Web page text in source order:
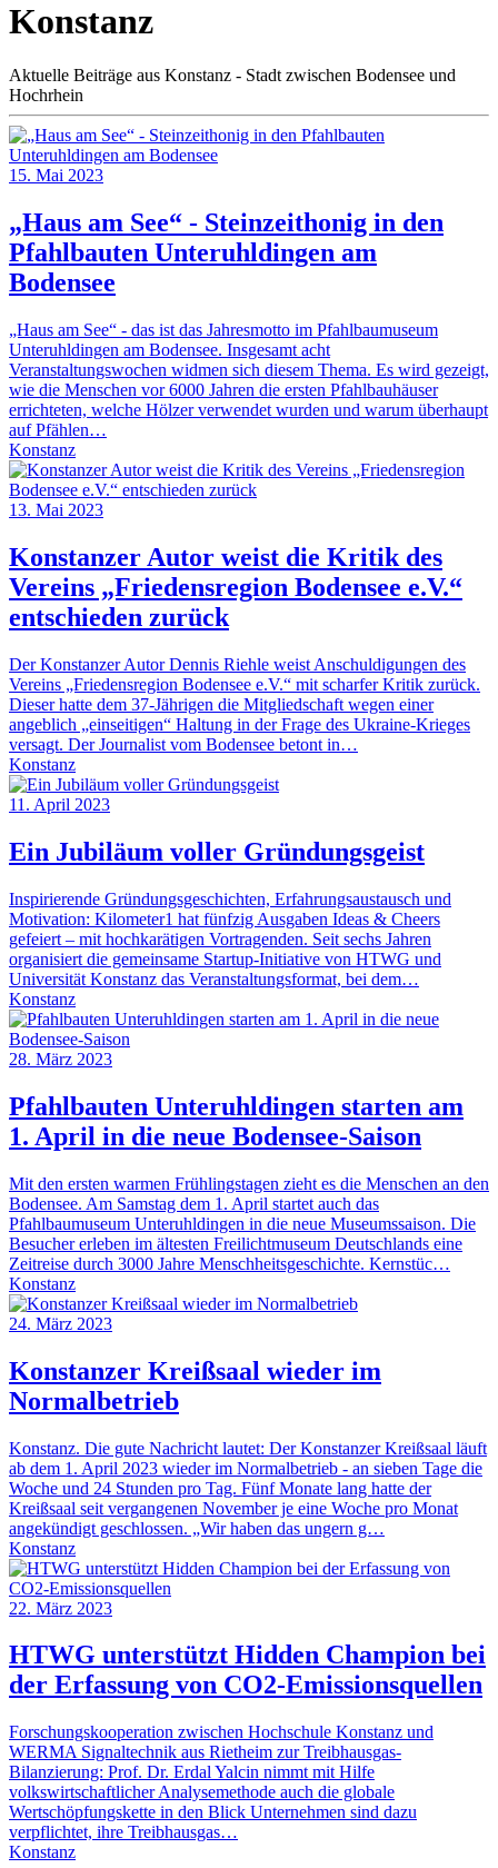
Konstanz
Aktuelle Beiträge aus Konstanz - Stadt zwischen Bodensee und
Hochrhein
15. Mai 2023
„Haus am See“ - Steinzeithonig in den
Pfahlbauten Unteruhldingen am
Bodensee
„Haus am See“ - das ist das Jahresmotto im Pfahlbaumuseum
Unteruhldingen am Bodensee. Insgesamt acht
Veranstaltungswochen widmen sich diesem Thema. Es wird gezeigt,
wie die Menschen vor 6000 Jahren die ersten Pfahlbauhäuser
errichteten, welche Hölzer verwendet wurden und warum überhaupt
auf Pfählen…
Konstanz
13. Mai 2023
Konstanzer Autor weist die Kritik des
Vereins „Friedensregion Bodensee e.V.“
entschieden zurück
Der Konstanzer Autor Dennis Riehle weist Anschuldigungen des
Vereins „Friedensregion Bodensee e.V.“ mit scharfer Kritik zurück.
Dieser hatte dem 37-Jährigen die Mitgliedschaft wegen einer
angeblich „einseitigen“ Haltung in der Frage des Ukraine-Krieges
versagt. Der Journalist vom Bodensee betont in…
Konstanz
11. April 2023
Ein Jubiläum voller Gründungsgeist
Inspirierende Gründungsgeschichten, Erfahrungsaustausch und
Motivation: Kilometer1 hat fünfzig Ausgaben Ideas & Cheers
gefeiert – mit hochkarätigen Vortragenden. Seit sechs Jahren
organisiert die gemeinsame Startup-Initiative von HTWG und
Universität Konstanz das Veranstaltungsformat, bei dem…
Konstanz
28. März 2023
Pfahlbauten Unteruhldingen starten am
1. April in die neue Bodensee-Saison
Mit den ersten warmen Frühlingstagen zieht es die Menschen an den
Bodensee. Am Samstag dem 1. April startet auch das
Pfahlbaumuseum Unteruhldingen in die neue Museumssaison. Die
Besucher erleben im ältesten Freilichtmuseum Deutschlands eine
Zeitreise durch 3000 Jahre Menschheitsgeschichte. Kernstüc…
Konstanz
24. März 2023
Konstanzer Kreißsaal wieder im
Normalbetrieb
Konstanz. Die gute Nachricht lautet: Der Konstanzer Kreißsaal läuft
ab dem 1. April 2023 wieder im Normalbetrieb - an sieben Tage die
Woche und 24 Stunden pro Tag. Fünf Monate lang hatte der
Kreißsaal seit vergangenen November je eine Woche pro Monat
angekündigt geschlossen. „Wir haben das ungern g…
Konstanz
22. März 2023
HTWG unterstützt Hidden Champion bei
der Erfassung von CO2-Emissionsquellen
Forschungskooperation zwischen Hochschule Konstanz und
WERMA Signaltechnik aus Rietheim zur Treibhausgas-
Bilanzierung: Prof. Dr. Erdal Yalcin nimmt mit Hilfe
volkswirtschaftlicher Analysemethode auch die globale
Wertschöpfungskette in den Blick Unternehmen sind dazu
verpflichtet, ihre Treibhausgas…
Konstanz